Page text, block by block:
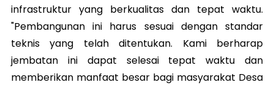
infrastruktur yang berkualitas dan tepat waktu.
"Pembangunan ini harus sesuai dengan standar
teknis yang telah ditentukan. Kami berharap
jembatan ini dapat selesai tepat waktu dan
memberikan manfaat besar bagi masyarakat Desa